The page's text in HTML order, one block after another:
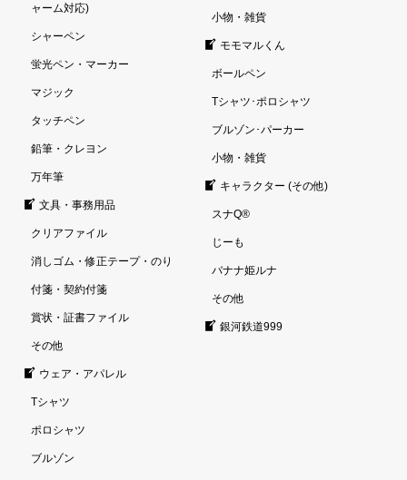
ャーム対応)
シャーペン
蛍光ペン・マーカー
マジック
タッチペン
鉛筆・クレヨン
万年筆
文具・事務用品
クリアファイル
消しゴム・修正テープ・のり
付箋・契約付箋
賞状・証書ファイル
その他
ウェア・アパレル
Tシャツ
ポロシャツ
ブルゾン
小物・雑貨
モモマルくん
ボールペン
Tシャツ･ポロシャツ
ブルゾン･パーカー
小物・雑貨
キャラクター (その他)
スナQ®
じーも
バナナ姫ルナ
その他
銀河鉄道999